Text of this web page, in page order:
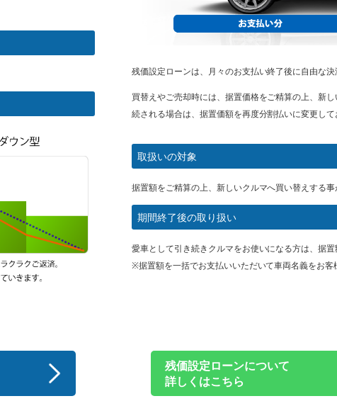
残価設定ローンは、月々のお支払い終了後に自由な
買替えやご売却時には、据置価格をご精算の上、新
続される場合は、据置価額を再度分割払いに変更して
取扱いの対象
据置額をご精算の上、新しいクルマへ買い替えする事
期間終了後の取り扱い
愛車として引き続きクルマをお使いになる方は、据
※据置額を一括でお支払いいただいて車両名義をお客
残価設定ローンについて
詳しくはこちら